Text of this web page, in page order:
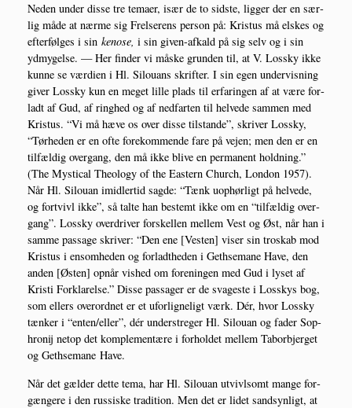
Neden under dis­se tre tema­er, især de to sid­ste, lig­ger der en sær­
lig måde at nær­me sig Frel­se­rens per­son på: Kristus må elskes og
efter­føl­ges i sin keno­se, i sin given-afkald på sig selv og i sin
ydmy­gel­se. — Her fin­der vi måske grun­den til, at V. Los­sky ikke
kun­ne se vær­di­en i Hl. Silou­ans skrif­ter. I sin egen under­vis­ning
giver Los­sky kun en meget lil­le plads til erfa­rin­gen af at være for­
ladt af Gud, af ring­hed og af ned­far­ten til hel­ve­de sam­men med
Kristus. “Vi må hæve os over dis­se til­stan­de”, skri­ver Los­sky,
“Tør­he­den er en ofte fore­kom­men­de fare på vej­en; men den er en
til­fæl­dig over­gang, den må ikke bli­ve en per­ma­nent hold­ning.”
(The Mysti­cal The­o­lo­gy of the Eastern Church, Lon­don 1957).
Når Hl. Silou­an imid­ler­tid sag­de: “Tænk uop­hør­ligt på hel­ve­de,
og fortvivl ikke”, så tal­te han bestemt ikke om en “til­fæl­dig over­
gang”. Los­sky over­dri­ver for­skel­len mel­lem Vest og Øst, når han i
sam­me pas­sa­ge skri­ver: “Den ene [Vesten] viser sin tro­skab mod
Kristus i ensom­he­den og for­ladt­he­den i Get­h­se­ma­ne Have, den
anden [Østen] opnår vis­hed om for­e­nin­gen med Gud i lyset af
Kri­sti For­kla­rel­se.” Dis­se pas­sa­ger er de sva­ge­ste i Los­skys bog,
som ellers over­ord­net er et ufor­lig­ne­ligt værk. Dér, hvor Los­sky
tæn­ker i “enten/eller”, dér under­stre­ger Hl. Silou­an og fader Sop­
hro­nij net­op det kom­ple­men­tæ­re i for­hol­det mel­lem Tabor­b­jer­get
og Get­h­se­ma­ne Have.
Når det gæl­der det­te tema, har Hl. Silou­an utvivl­s­omt man­ge for­
gæn­ge­re i den rus­si­ske tra­di­tion. Men det er lidet sand­syn­ligt, at